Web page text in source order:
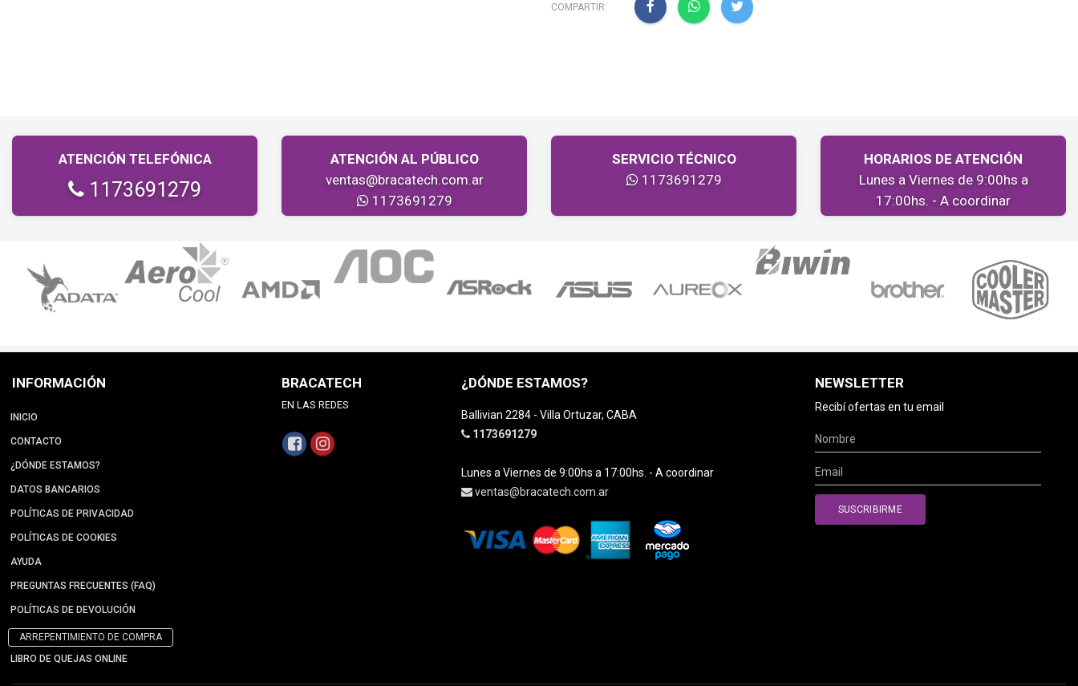
COMPARTIR:
ATENCIÓN TELEFÓNICA
1173691279
ATENCIÓN AL PÚBLICO
ventas@bracatech.com.ar
1173691279
SERVICIO TÉCNICO
1173691279
HORARIOS DE ATENCIÓN
Lunes a Viernes de 9:00hs a
17:00hs. - A coordinar
INFORMACIÓN
INICIO
CONTACTO
¿DÓNDE ESTAMOS?
DATOS BANCARIOS
POLÍTICAS DE PRIVACIDAD
POLÍTICAS DE COOKIES
AYUDA
PREGUNTAS FRECUENTES (FAQ)
POLÍTICAS DE DEVOLUCIÓN
ARREPENTIMIENTO DE COMPRA
LIBRO DE QUEJAS ONLINE
BRACATECH
EN LAS REDES
¿DÓNDE ESTAMOS?
Ballivian 2284 - Villa Ortuzar, CABA
1173691279
Lunes a Viernes de 9:00hs a 17:00hs. - A coordinar
ventas@bracatech.com.ar
NEWSLETTER
Recibí ofertas en tu email